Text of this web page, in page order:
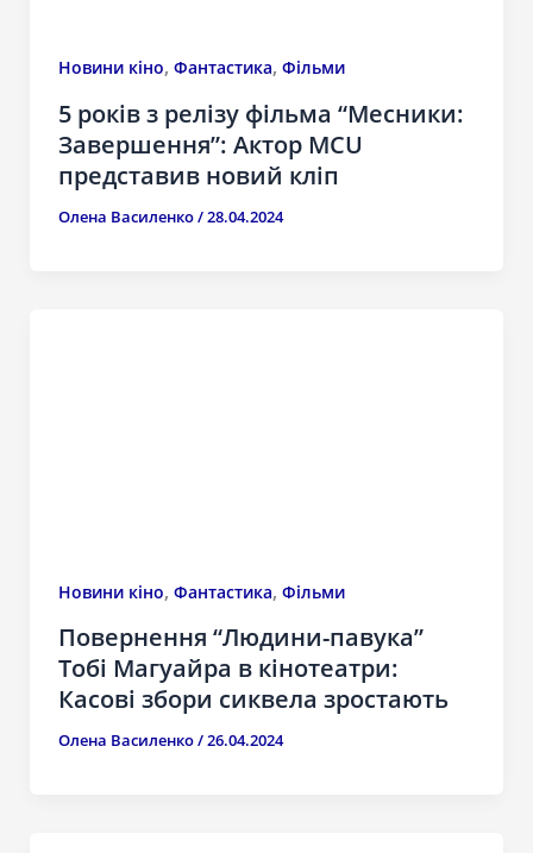
Новини кіно, Фантастика, Фільми
5 років з релізу фільма “Месники:
Завершення”: Актор MCU
представив новий кліп
Олена Василенко/28.04.2024
Новини кіно, Фантастика, Фільми
Повернення “Людини-павука”
Тобі Магуайра в кінотеатри:
Касові збори сиквела зростають
Олена Василенко/26.04.2024